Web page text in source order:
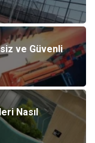
ve Güvenli
Nasıl